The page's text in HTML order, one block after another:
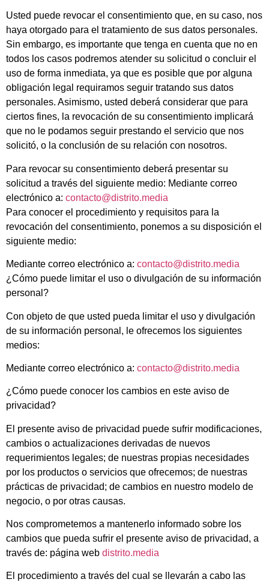
Usted puede revocar el consentimiento que, en su caso, nos
haya otorgado para el tratamiento de sus datos personales.
Sin embargo, es importante que tenga en cuenta que no en
todos los casos podremos atender su solicitud o concluir el
uso de forma inmediata, ya que es posible que por alguna
obligación legal requiramos seguir tratando sus datos
personales. Asimismo, usted deberá considerar que para
ciertos fines, la revocación de su consentimiento implicará
que no le podamos seguir prestando el servicio que nos
solicitó, o la conclusión de su relación con nosotros.
Para revocar su consentimiento deberá presentar su
solicitud a través del siguiente medio: Mediante correo
electrónico a: contacto@distrito.media
Para conocer el procedimiento y requisitos para la
revocación del consentimiento, ponemos a su disposición el
siguiente medio:
Mediante correo electrónico a: contacto@distrito.media
¿Cómo puede limitar el uso o divulgación de su información
personal?
Con objeto de que usted pueda limitar el uso y divulgación
de su información personal, le ofrecemos los siguientes
medios:
Mediante correo electrónico a: contacto@distrito.media
¿Cómo puede conocer los cambios en este aviso de
privacidad?
El presente aviso de privacidad puede sufrir modificaciones,
cambios o actualizaciones derivadas de nuevos
requerimientos legales; de nuestras propias necesidades
por los productos o servicios que ofrecemos; de nuestras
prácticas de privacidad; de cambios en nuestro modelo de
negocio, o por otras causas.
Nos comprometemos a mantenerlo informado sobre los
cambios que pueda sufrir el presente aviso de privacidad, a
través de: página web distrito.media
El procedimiento a través del cual se llevarán a cabo las